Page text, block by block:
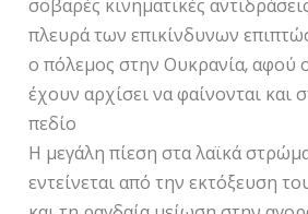
σοβαρές κινηματικές
πλευρά των επικίνδυνων
ο πόλεμος στην Ουκρανία, αφού
έχουν αρχίσει να φαίνονται και
πεδίο
Η μεγάλη πίεση στα λαϊκά
εντείνεται από την εκτόξευση